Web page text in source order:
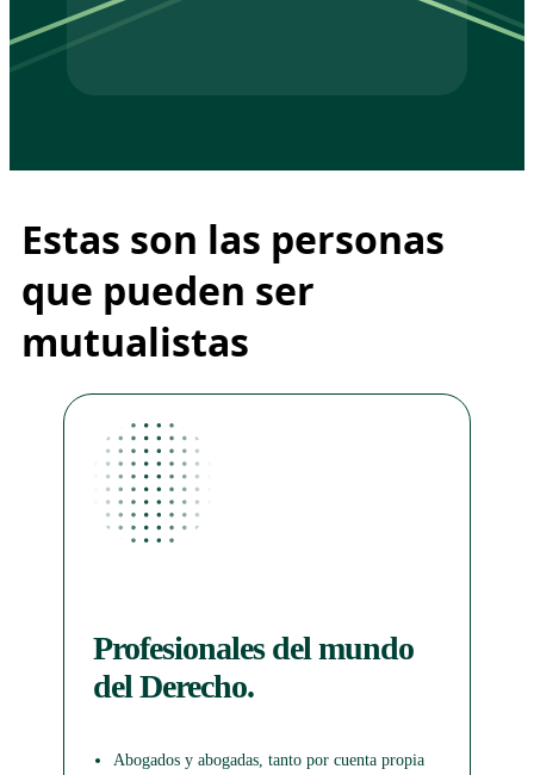
Estas son las personas
que pueden ser
mutualistas
Profesionales del mundo
del Derecho.
Abogados y abogadas, tanto por cuenta propia